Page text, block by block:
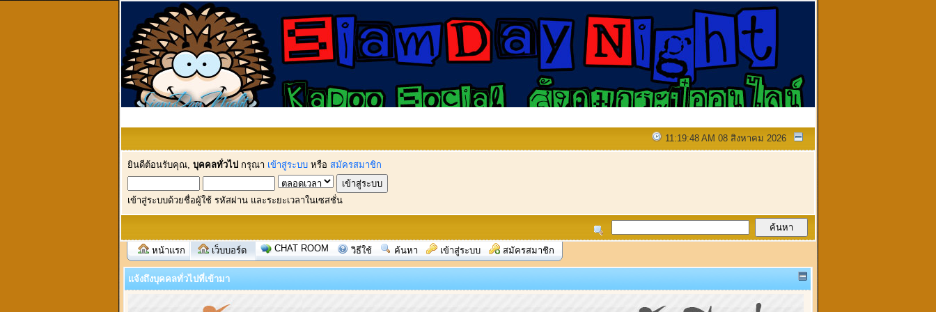
11:19:48 AM 08 สิงหาคม 2026
ยินดีต้อนรับคุณ, บุคคลทั่วไป กรุณา เข้าสู่ระบบ หรือ สมัครสมาชิก
เข้าสู่ระบบด้วยชื่อผู้ใช้ รหัสผ่าน และระยะเวลาในเซสชั่น
หน้าแรก เว็บบอร์ด CHAT ROOM วิธีใช้ ค้นหา เข้าสู่ระบบ สมัครสมาชิก
แจ้งถึงบุคคลทั่วไปที่เข้ามา